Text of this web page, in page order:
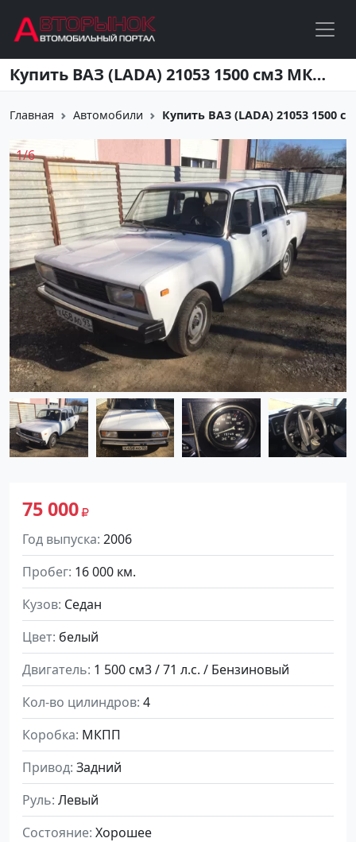
Перейти к основному содержанию Купить ВАЗ (LADA) 21053 1500 см3 МКПП (71 л.с.) Бензиновый в Новомышастовская: цвет белый Седан 2006 года по цене 75000 рублей, объявление №5728 на сайте Авторынок23
Главная Автомобили Купить ВАЗ (LADA) 21053 1500
75 000
Год выпуска 2006
Пробег 16 000 км.
Кузов Седан
Цвет белый
Двигатель 1 500 см3 / 71 л.с. / Бензиновый
Кол-во цилиндров 4
Коробка МКПП
Привод Задний
Руль Левый
Состояние Хорошее
1/6